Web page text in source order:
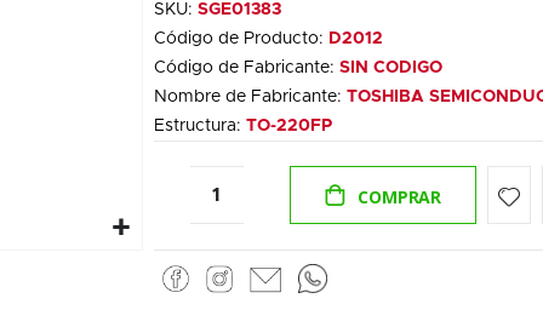
SKU: SGE01383
Código de Producto: D2012
Código de Fabricante: SIN CODIGO
Nombre de Fabricante: TOSHIBA
Estructura: TO-220FP
COMPRAR